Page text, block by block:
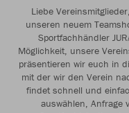
Liebe
unseren neuem
Sportfachhändler
Möglichkeit, unsere
präsentieren wir euch in
mit der wir den Verein
findet schnell und
auswählen, Anfrage